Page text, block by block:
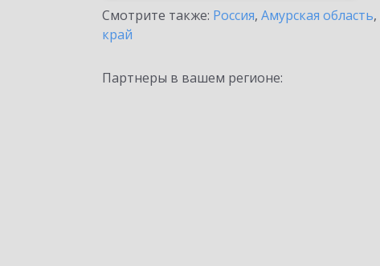
Смотрите также: Россия, Амурская область,
край
Партнеры в вашем регионе: